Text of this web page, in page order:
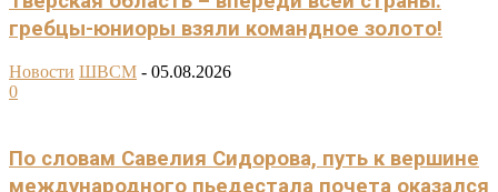
гребцы-юниоры взяли командное золото!
Новости ШВСМ - 05.08.2026
0
По словам Савелия Сидорова, путь к вершине
международного пьедестала почета оказался